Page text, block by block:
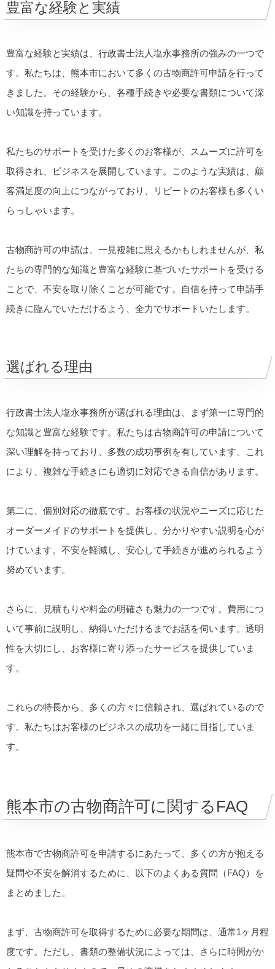
豊富な経験と実績
豊富な経験と実績は、行政書士法人塩永事務所の強みの一つで
す。私たちは、熊本市において多くの古物商許可申請を行って
きました。その経験から、各種手続きや必要な書類について深
い知識を持っています。
私たちのサポートを受けた多くのお客様が、スムーズに許可を
取得され、ビジネスを展開しています。このような実績は、顧
客満足度の向上につながっており、リピートのお客様も多くい
らっしゃいます。
古物商許可の申請は、一見複雑に思えるかもしれませんが、私
たちの専門的な知識と豊富な経験に基づいたサポートを受ける
ことで、不安を取り除くことが可能です。自信を持って申請手
続きに臨んでいただけるよう、全力でサポートいたします。
選ばれる理由
行政書士法人塩永事務所が選ばれる理由は、まず第一に専門的
な知識と豊富な経験です。私たちは古物商許可の申請について
深い理解を持っており、多数の成功事例を有しています。これ
により、複雑な手続きにも適切に対応できる自信があります。
第二に、個別対応の徹底です。お客様の状況やニーズに応じた
オーダーメイドのサポートを提供し、分かりやすい説明を心が
けています。不安を軽減し、安心して手続きが進められるよう
努めています。
さらに、見積もりや料金の明確さも魅力の一つです。費用につ
いて事前に説明し、納得いただけるまでお話を伺います。透明
性を大切にし、お客様に寄り添ったサービスを提供していま
す。
これらの特長から、多くの方々に信頼され、選ばれているので
す。私たちはお客様のビジネスの成功を一緒に目指していま
す。
熊本市の古物商許可に関するFAQ
熊本市で古物商許可を申請するにあたって、多くの方が抱える
疑問や不安を解消するために、以下のよくある質問（FAQ）を
まとめました。
まず、古物商許可を取得するために必要な期間は、通常1ヶ月程
度です。ただし、書類の整備状況によっては、さらに時間がか